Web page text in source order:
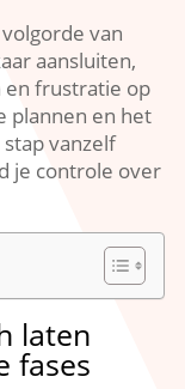
van
aansluiten,
en frustratie op
plannen en het
vanzelf
je controle over
laten
fases